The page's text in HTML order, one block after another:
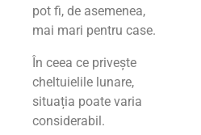
pot fi, de asemenea,
mai mari pentru case.
În ceea ce privește
cheltuielile lunare,
situația poate varia
considerabil.